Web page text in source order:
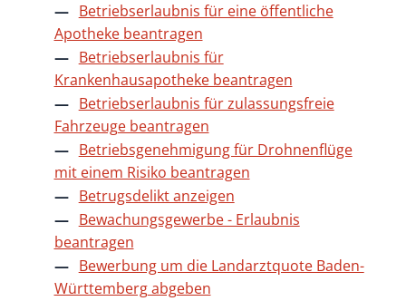
Betriebserlaubnis für eine öffentliche
Apotheke beantragen
Betriebserlaubnis für
Krankenhausapotheke beantragen
Betriebserlaubnis für zulassungsfreie
Fahrzeuge beantragen
Betriebsgenehmigung für Drohnenflüge
mit einem Risiko beantragen
Betrugsdelikt anzeigen
Bewachungsgewerbe - Erlaubnis
beantragen
Bewerbung um die Landarztquote Baden-
Württemberg abgeben